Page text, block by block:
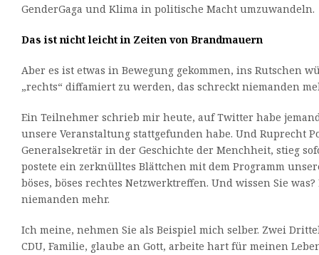
GenderGaga und Klima in politische Macht umzuwandeln.
Das ist nicht leicht in Zeiten von Brandmauern
Aber es ist etwas in Bewegung gekommen, ins Rutschen
„rechts“ diffamiert zu werden, das schreckt niemanden
Ein Teilnehmer schrieb mir heute, auf Twitter habe
unsere Veranstaltung stattgefunden habe. Und Ruprecht
Generalsekretär in der Geschichte der Menchheit, stieg
postete ein zerknülltes Blättchen mit dem Programm
böses, böses rechtes Netzwerktreffen. Und wissen Sie
niemanden mehr.
Ich meine, nehmen Sie als Beispiel mich selber. Zwei
CDU, Familie, glaube an Gott, arbeite hart für meinen